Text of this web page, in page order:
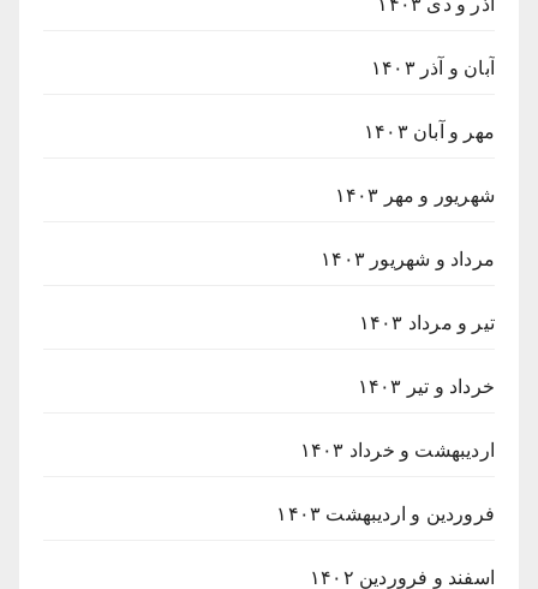
آذر و دی ۱۴۰۳
آبان و آذر ۱۴۰۳
مهر و آبان ۱۴۰۳
شهریور و مهر ۱۴۰۳
مرداد و شهریور ۱۴۰۳
تیر و مرداد ۱۴۰۳
خرداد و تیر ۱۴۰۳
اردیبهشت و خرداد ۱۴۰۳
فروردین و اردیبهشت ۱۴۰۳
اسفند و فروردین ۱۴۰۲